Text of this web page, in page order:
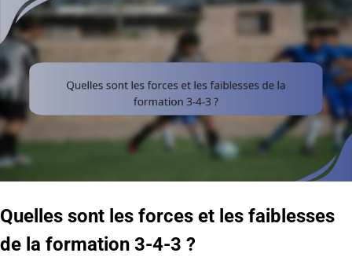
Quelles sont les forces et les faiblesses
de la formation 3-4-3 ?